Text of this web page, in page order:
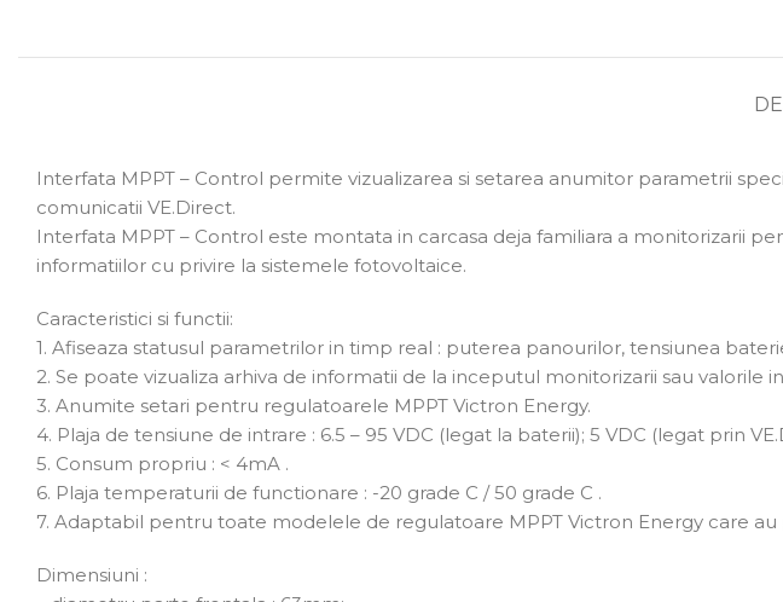
Interfata MPPT – Control permite vizualizarea si setarea anumitor parametrii
comunicatii VE.Direct.
Interfata MPPT – Control este montata in carcasa deja familiara a monitorizarii
informatiilor cu privire la sistemele fotovoltaice.
Caracteristici si functii:
1. Afiseaza statusul parametrilor in timp real : puterea panourilor, tensiunea
2. Se poate vizualiza arhiva de informatii de la inceputul monitorizarii sau valorile
3. Anumite setari pentru regulatoarele MPPT Victron Energy.
4. Plaja de tensiune de intrare : 6.5 – 95 VDC (legat la baterii); 5 VDC (legat prin
5. Consum propriu : < 4mA .
6. Plaja temperaturii de functionare : -20 grade C / 50 grade C .
7. Adaptabil pentru toate modelele de regulatoare MPPT Victron Energy care
Dimensiuni :